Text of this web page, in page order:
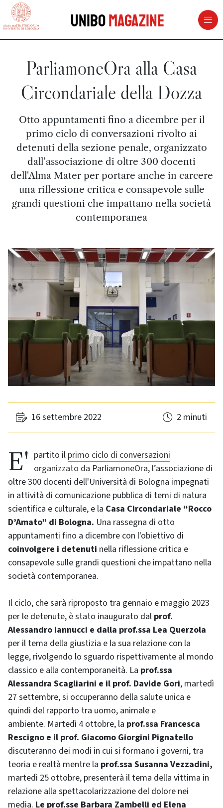
vai al contenuto della pagina
UniboMagazine
ParliamoneOra alla Casa
Circondariale della Dozza
Otto appuntamenti fino a dicembre per il
primo ciclo di conversazioni rivolto ai
detenuti della sezione penale, organizzato
dall’associazione di oltre 300 docenti
dell'Alma Mater per portare anche in carcere
una riflessione critica e consapevole sulle
grandi questioni che impattano nella società
contemporanea
16 settembre 2022 2 minuti
E' partito il primo ciclo di conversazioni
organizzato da ParliamoneOra, l’associazione di
oltre 300 docenti dell'Università di Bologna impegnati
in attività di comunicazione pubblica di temi di natura
scientifica e culturale, e la Casa Circondariale “Rocco
D’Amato” di Bologna. Una rassegna di otto
appuntamenti fino a dicembre con l'obiettivo di
coinvolgere i detenuti nella riflessione critica e
consapevole sulle grandi questioni che impattano nella
società contemporanea.
Il ciclo, che sarà riproposto tra gennaio e maggio 2023
per le detenute, è stato inaugurato dal prof.
Alessandro Iannucci e dalla prof.ssa Lea Querzola
per il tema della giustizia e la sua relazione con la
legge, rivolgendo lo sguardo rispettivamente al mondo
classico e alla contemporaneità. La prof.ssa
Alessandra Scagliarini e il prof. Davide Gori, martedì
27 settembre, si occuperanno della salute unica e
quindi del rapporto tra uomo, animale e
ambiente. Martedì 4 ottobre, la prof.ssa Francesca
Rescigno e il prof. Giacomo Giorgini Pignatello
discuteranno dei modi in cui si formano i governi, tra
teoria e realtà mentre la prof.ssa Susanna Vezzadini,
martedì 25 ottobre, presenterà il tema della vittima in
relazione alla spettacolarizzazione del dolore nei
media. Le prof.sse Barbara Zambelli ed Elena